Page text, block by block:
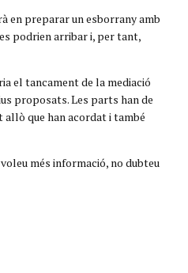
en preparar un esborrany amb
podrien arribar i, per tant,
el tancament de la mediació
proposats. Les parts han de
que han acordat i també
més informació, no dubteu